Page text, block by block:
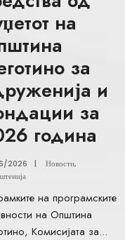
на
за
и
за
година
2026 | Новости,
на програмските
на Општина
Комисијата за...